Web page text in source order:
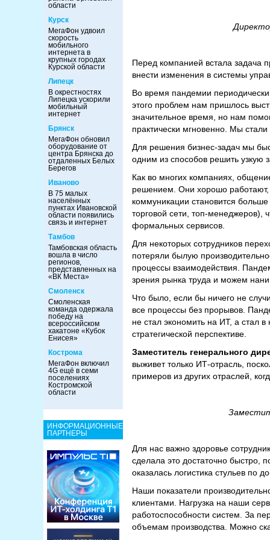
области
Курск
МегаФон удвоил
скорость
мобильного
интернета в
крупных городах
Курской области
Липецк
В окрестностях
Липецка ускорили
мобильный
интернет
Брянск
МегаФон обновил
оборудование от
центра Брянска до
отдаленных Белых
Берегов
Иваново
В 75 малых
населённых
пунктах Ивановской
области появились
связь и интернет
Тамбов
Тамбовская область
вошла в число
регионов,
представленных на
«ВК Места»
Смоленск
Смоленская
команда одержала
победу на
всероссийском
хакатоне «Кубок
Енисея»
Кострома
МегаФон включил
4G ещё в семи
поселениях
Костромской
области
ИНФОРМАЦИОННЫЕ
ПАРТНЕРЫ
Перед компанией встала задача
внести изменения в системы
Во время пандемии
этого проблем нам пришлось
значительное время, но нам
практически мгновенно. Мы
Для решения бизнес-задач мы
одним из способов решить узкую
Как во многих компаниях,
решением. Они хорошо работают,
коммуникации становится
торговой сети, топ-менеджеров),
формальных сервисов.
Для некоторых сотрудников
потеряли былую
процессы взаимодействия.
зрения рынка труда и можем
Что было, если бы ничего не
все процессы без прорывов.
не стал экономить на ИТ, а стал
стратегической перспективе.
Заместитель генерального
выживет только ИТ-отрасль,
примеров из других отраслей,
Для нас важно здоровье
сделала это достаточно
оказалась логистика стульев по
Наши показатели
клиентами. Нагрузка на наши
работоспособности систем. За
объемам производства. Можно